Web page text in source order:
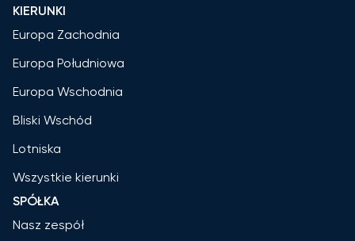
KIERUNKI
Europa Zachodnia
Europa Południowa
Europa Wschodnia
Bliski Wschód
Lotniska
Wszystkie kierunki
SPÓŁKA
Nasz zespół